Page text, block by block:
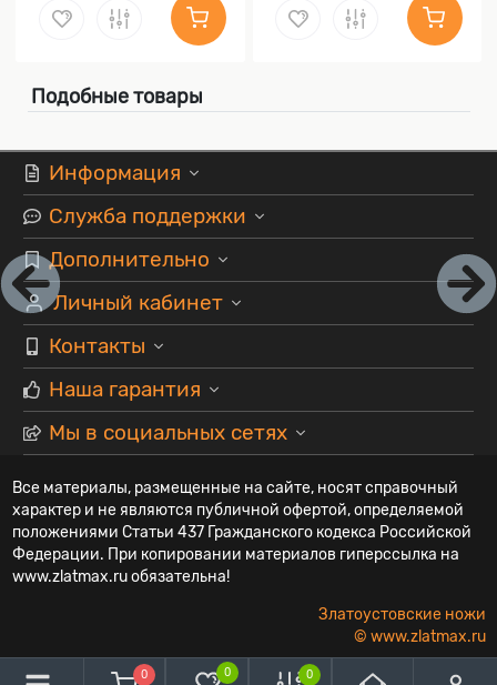
0 0 0
Подобные товары
Информация
Служба поддержки
Дополнительно
Личный кабинет
Контакты
Наша гарантия
Мы в социальных сетях
Все материалы, размещенные на сайте, носят справочный
характер и не являются публичной офертой, определяемой
положениями Статьи 437 Гражданского кодекса Российской
Федерации. При копировании материалов гиперссылка на
www.zlatmax.ru обязательна!
Златоустовские ножи
© www.zlatmax.ru